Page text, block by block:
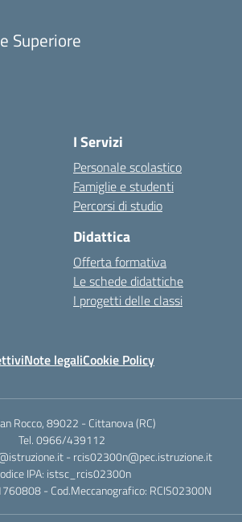
Superiore
I Servizi
Personale scolastico
Famiglie e studenti
Percorsi di studio
Didattica
Offerta formativa
Le schede didattiche
I progetti delle classi
Note legaliCookie Policy
Rocco, 89022 - Cittanova (RC)
Tel. 0966/439112
- rcis02300n@pec.istruzione.it
IPA: istsc_rcis02300n
- Cod.Meccanografico: RCIS02300N